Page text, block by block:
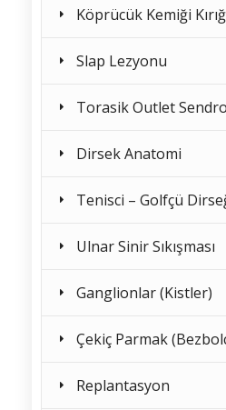
Köprücük Kemiği
Slap Lezyonu
Torasik Outlet
Dirsek Anatomi
Tenisci – Golfçü
Ulnar Sinir Sıkışması
Ganglionlar (Kistler)
Çekiç Parmak
Replantasyon